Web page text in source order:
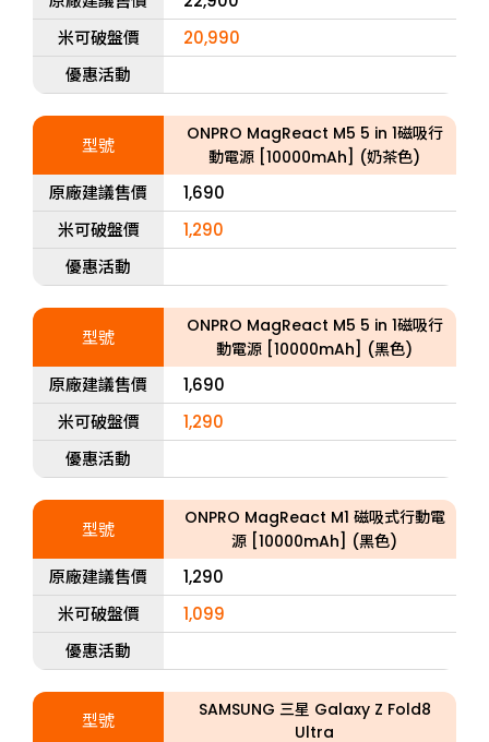
米可破盤價
20,990
優惠活動
型號
ONPRO MagReact M5 5 in 1磁吸行
動電源 [10000mAh] (奶茶色)
原廠建議售價
1,690
米可破盤價
1,290
優惠活動
型號
ONPRO MagReact M5 5 in 1磁吸行
動電源 [10000mAh] (黑色)
原廠建議售價
1,690
米可破盤價
1,290
優惠活動
型號
ONPRO MagReact M1 磁吸式行動電
源 [10000mAh] (黑色)
原廠建議售價
1,290
米可破盤價
1,099
優惠活動
型號
SAMSUNG 三星 Galaxy Z Fold8
Ultra